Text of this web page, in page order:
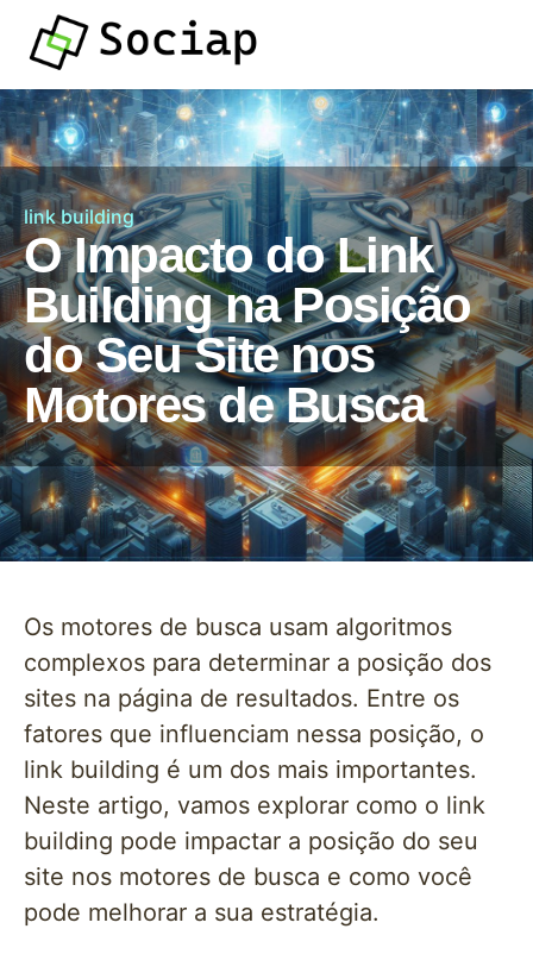
link building
O Impacto do Link
Building na Posição
do Seu Site nos
Motores de Busca
Os motores de busca usam algoritmos
complexos para determinar a posição dos
sites na página de resultados. Entre os
fatores que influenciam nessa posição, o
link building é um dos mais importantes.
Neste artigo, vamos explorar como o link
building pode impactar a posição do seu
site nos motores de busca e como você
pode melhorar a sua estratégia.